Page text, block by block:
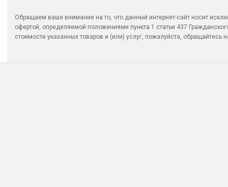
Обращаем ваше внимание на то, что данный интернет-сайт носит
офертой, определяемой положениями пункта 1 статьи 437
стоимости указанных товаров и (или) услуг, пожалуйста, обращайтесь